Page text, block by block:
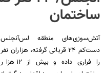
ساختمان
آتش‌سوزی‌های منطقه لس‌آنجلس
دست‌کم ۲۴ قربانی گرفته، هزاران نفر
را فراری داده و بیش از ۱۲ هزار